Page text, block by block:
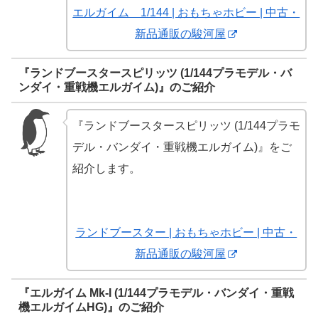
エルガイム 1/144 | おもちゃホビー | 中古・
新品通販の駿河屋
『ランドブースタースピリッツ (1/144プラモデル・バ
ンダイ・重戦機エルガイム)』のご紹介
『ランドブースタースピリッツ (1/144プラモ
デル・バンダイ・重戦機エルガイム)』をご
紹介します。
ランドブースター | おもちゃホビー | 中古・
新品通販の駿河屋
『エルガイム Mk-I (1/144プラモデル・バンダイ・重戦
機エルガイムHG)』のご紹介